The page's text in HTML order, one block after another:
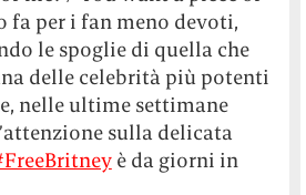
fa per i fan meno devoti,
le spoglie di quella che
delle celebrità più potenti
nelle ultime settimane
sulla delicata
è da giorni in